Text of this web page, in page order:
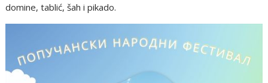
domine, tablić, šah i pikado.